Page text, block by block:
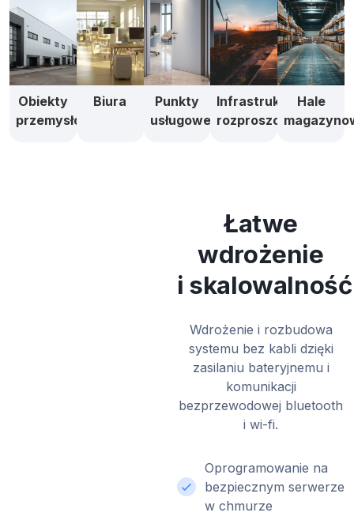
Obiekty
przemysłowe
Biura
Punkty
usługowe
Infrastruktura
rozproszona
Hale
Łatwe
wdrożenie
i skalowalność
Wdrożenie i rozbudowa
systemu bez kabli dzięki
zasilaniu bateryjnemu i
komunikacji
bezprzewodowej bluetooth
i wi-fi.
Oprogramowanie na
bezpiecznym serwerze
w chmurze